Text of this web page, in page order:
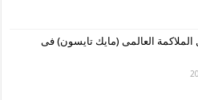
العالمى (مايك تايسون) فى